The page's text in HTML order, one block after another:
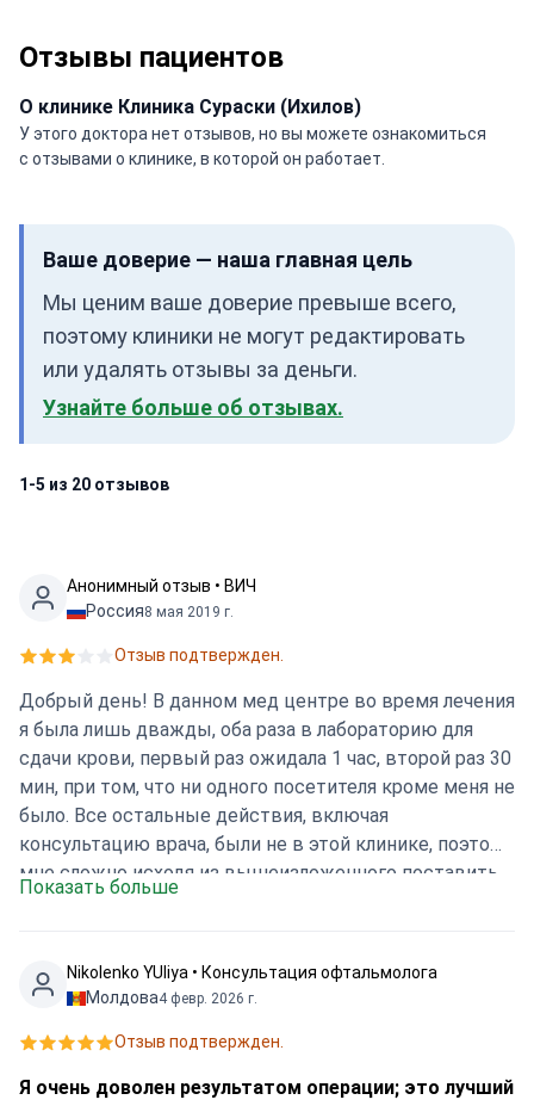
Отзывы пациентов
О клинике Клиника Сураски (Ихилов)
У этого доктора нет отзывов, но вы можете ознакомиться
с отзывами о клинике, в которой он работает.
Ваше доверие — наша главная цель
Мы ценим ваше доверие превыше всего,
поэтому клиники не могут редактировать
или удалять отзывы за деньги.
Узнайте больше об отзывах.
1-5 из 20 отзывов
Анонимный отзыв • ВИЧ
Россия8 мая 2019 г.
Отзыв подтвержден.
Добрый день! В данном мед центре во время лечения
я была лишь дважды, оба раза в лабораторию для
сдачи крови, первый раз ожидала 1 час, второй раз 30
мин, при том, что ни одного посетителя кроме меня не
было. Все остальные действия, включая
консультацию врача, были не в этой клинике, поэтому
мне сложно исходя из вышеизложенного поставить
иную оценку. Также о враче. Мне предоставили не
прошу предоставить данные по возможности.
бланке Ихилов-на обычном листе и содержит не те
Показать больше
Nikolenko YUliya • Консультация офтальмолога
Молдова4 февр. 2026 г.
Отзыв подтвержден.
Я очень доволен результатом операции; это лучший